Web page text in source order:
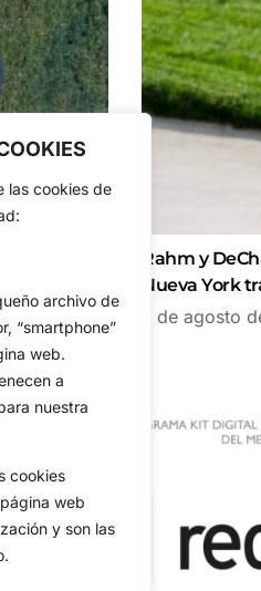
las cookies de
archivo de
“smartphone”
web.
a
nuestra
cookies
web
y son las
Rahm y
Nueva York
7 de agosto